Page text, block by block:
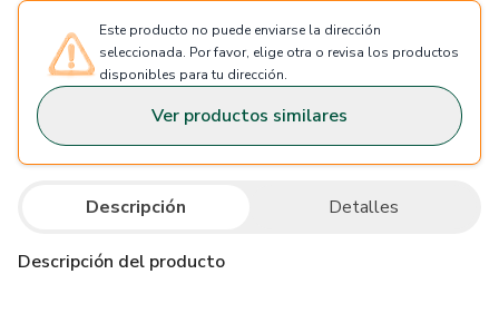
Este producto no puede enviarse la dirección
seleccionada. Por favor, elige otra o revisa los productos
disponibles para tu dirección.
Ver productos similares
Descripción Detalles
Descripción del producto